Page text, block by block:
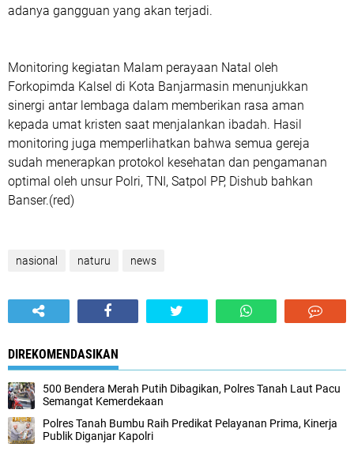
adanya gangguan yang akan terjadi.
Monitoring kegiatan Malam perayaan Natal oleh
Forkopimda Kalsel di Kota Banjarmasin menunjukkan
sinergi antar lembaga dalam memberikan rasa aman
kepada umat kristen saat menjalankan ibadah. Hasil
monitoring juga memperlihatkan bahwa semua gereja
sudah menerapkan protokol kesehatan dan pengamanan
optimal oleh unsur Polri, TNI, Satpol PP, Dishub bahkan
Banser.(red)
nasional naturu news
DIREKOMENDASIKAN
500 Bendera Merah Putih Dibagikan, Polres Tanah Laut Pacu
Semangat Kemerdekaan
Polres Tanah Bumbu Raih Predikat Pelayanan Prima, Kinerja
Publik Diganjar Kapolri